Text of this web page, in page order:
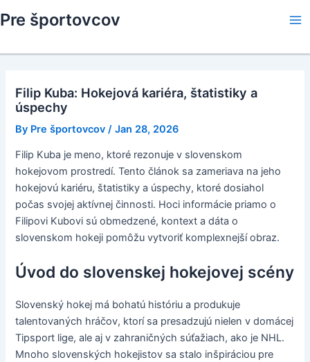
to
Pre športovcov
Filip Kuba: Hokejová kariéra, štatistiky a
úspechy
By Pre športovcov /Jan 28, 2026
Filip Kuba je meno, ktoré rezonuje v slovenskom
hokejovom prostredí. Tento článok sa zameriava na jeho
hokejovú kariéru, štatistiky a úspechy, ktoré dosiahol
počas svojej aktívnej činnosti. Hoci informácie priamo o
Filipovi Kubovi sú obmedzené, kontext a dáta o
slovenskom hokeji pomôžu vytvoriť komplexnejší obraz.
Úvod do slovenskej hokejovej scény
Slovenský hokej má bohatú históriu a produkuje
talentovaných hráčov, ktorí sa presadzujú nielen v domácej
Tipsport lige, ale aj v zahraničných súťažiach, ako je NHL.
Mnoho slovenských hokejistov sa stalo inšpiráciou pre